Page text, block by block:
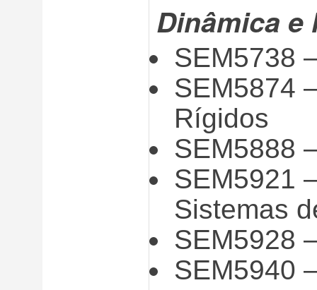
Dinâmica e
SEM5738
SEM5874
Rígidos
SEM5888
SEM5921
Sistemas
SEM5928
SEM5940